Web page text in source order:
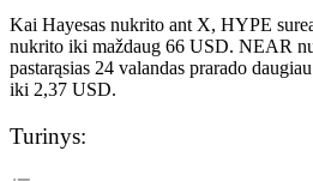
Kai Hayesas nukrito ant X, HYPE
nukrito iki maždaug 66 USD. NEAR
pastarąsias 24 valandas prarado
iki 2,37 USD.
Turinys: